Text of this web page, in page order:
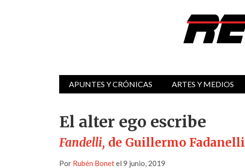
APUNTES Y CRÓNICAS ARTES Y MEDIOS
El alter ego escribe
Fandelli, de Guillermo Fadanelli
Por Rubén Bonetel 9 junio, 2019